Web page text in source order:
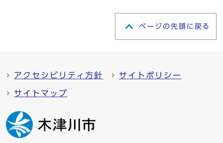
ページの先頭に戻る
アクセシビリティ方針 サイトポリシー
サイトマップ